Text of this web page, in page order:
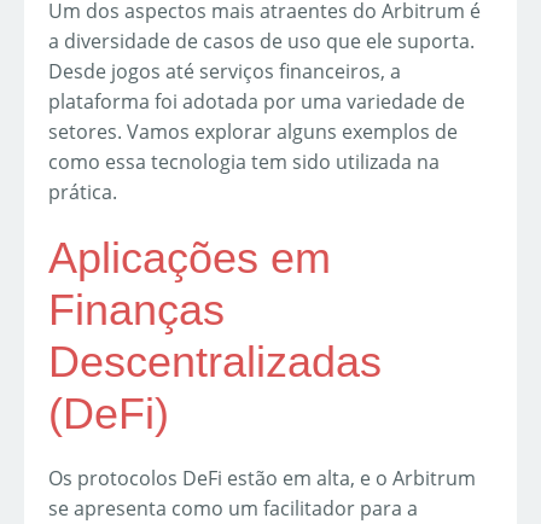
Um dos aspectos mais atraentes do Arbitrum é
a diversidade de casos de uso que ele suporta.
Desde jogos até serviços financeiros, a
plataforma foi adotada por uma variedade de
setores. Vamos explorar alguns exemplos de
como essa tecnologia tem sido utilizada na
prática.
Aplicações em
Finanças
Descentralizadas
(DeFi)
Os protocolos DeFi estão em alta, e o Arbitrum
se apresenta como um facilitador para a